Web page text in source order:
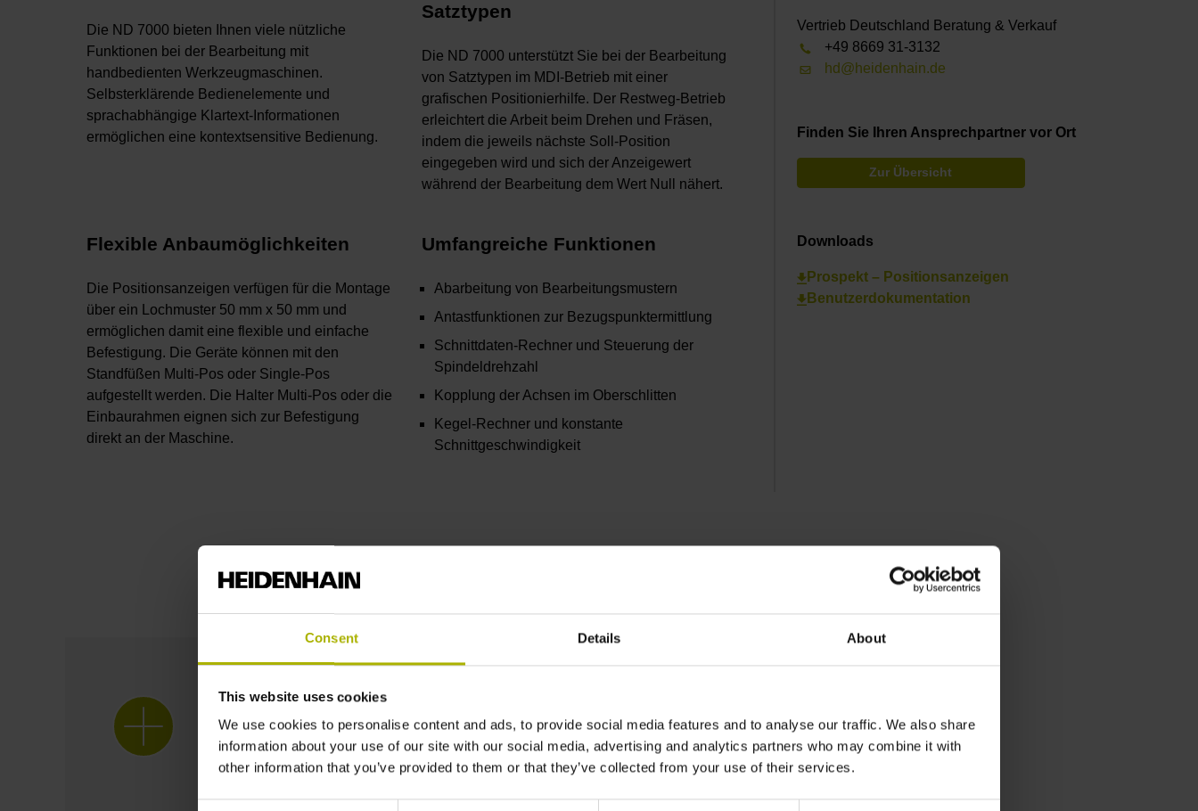
Consent Details About
This website uses cookies
We use cookies to personalise content and ads, to provide social media features and to analyse our traffic. We also share
information about your use of our site with our social media, advertising and analytics partners who may combine it with
other information that you’ve provided to them or that they’ve collected from your use of their services.
Die ND 7000 bieten Ihnen viele nützliche
Funktionen bei der Bearbeitung mit
handbedienten Werkzeugmaschinen.
Selbsterklärende Bedienelemente und
sprachabhängige Klartext-Informationen
ermöglichen eine kontextsensitive Bedienung.
Satztypen
Die ND 7000 unterstützt Sie bei der Bearbeitung
von Satztypen im MDI-Betrieb mit einer
grafischen Positionierhilfe. Der Restweg-Betrieb
erleichtert die Arbeit beim Drehen und Fräsen,
indem die jeweils nächste Soll-Position
eingegeben wird und sich der Anzeigewert
während der Bearbeitung dem Wert Null nähert.
Flexible Anbaumöglichkeiten
Die Positionsanzeigen verfügen für die Montage
über ein Lochmuster 50 mm x 50 mm und
ermöglichen damit eine flexible und einfache
Befestigung. Die Geräte können mit den
Standfüßen Multi-Pos oder Single-Pos
aufgestellt werden. Die Halter Multi-Pos oder die
Einbaurahmen eignen sich zur Befestigung
direkt an der Maschine.
Umfangreiche Funktionen
Abarbeitung von Bearbeitungsmustern
Antastfunktionen zur Bezugspunktermittlung
Schnittdaten-Rechner und Steuerung der
Spindeldrehzahl
Kopplung der Achsen im Oberschlitten
Kegel-Rechner und konstante
Schnittgeschwindigkeit
Vertrieb Deutschland Beratung & Verkauf
+49 8669 31-3132
hd@heidenhain.de
Finden Sie Ihren Ansprechpartner vor Ort
Zur Übersicht
Downloads
Prospekt – Positionsanzeigen
Benutzerdokumentation